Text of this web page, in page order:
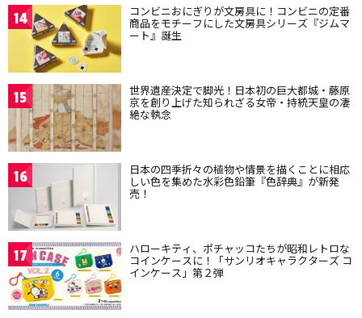
14 コンビニおにぎりが文房具に！コンビニの定番
商品をモチーフにした文房具シリーズ『ジムマ
ート』誕生
15 世界遺産決定で脚光！日本初の巨大都城・藤原
京を創り上げた知られざる女帝・持統天皇の凄
絶な執念
16 日本の四季折々の植物や情景を描くことに相応
しい色を集めた水彩色鉛筆『色辞典』が新発
売！
17 ハローキティ、ポチャッコたちが昭和レトロな
コインケースに！「サンリオキャラクターズ コ
インケース」第２弾